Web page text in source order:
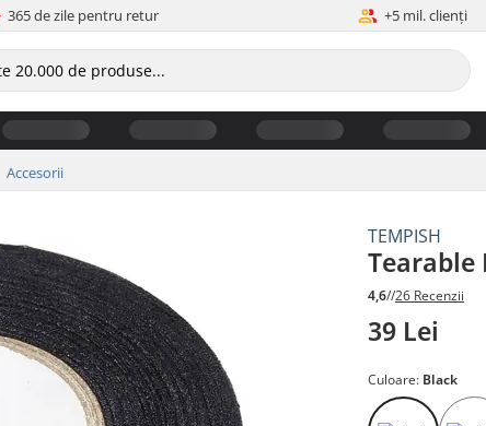
365 de zile pentru retur +5 mil. clienți
Accesorii
TEMPISH
Tearable
4,6//26 Recenzii
39 Lei
Culoare: Black